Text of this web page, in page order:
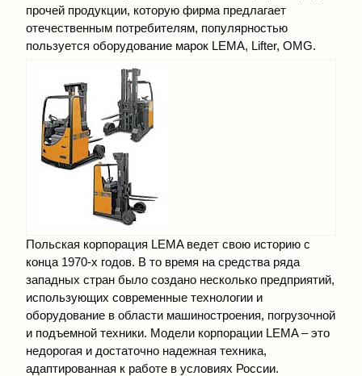
прочей продукции, которую фирма предлагает
отечественным потребителям, популярностью
пользуется оборудование марок LEMA, Lifter, OMG.
Польская корпорация LEMA ведет свою историю с
конца 1970-х годов. В то время на средства ряда
западных стран было создано несколько предприятий,
использующих современные технологии и
оборудование в области машиностроения, погрузочной
и подъемной техники. Модели корпорации LEMA – это
недорогая и достаточно надежная техника,
адаптированная к работе в условиях России.